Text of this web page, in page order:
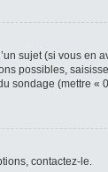
sujet (si vous en
possibles,
sondage (mettre
contactez-le.